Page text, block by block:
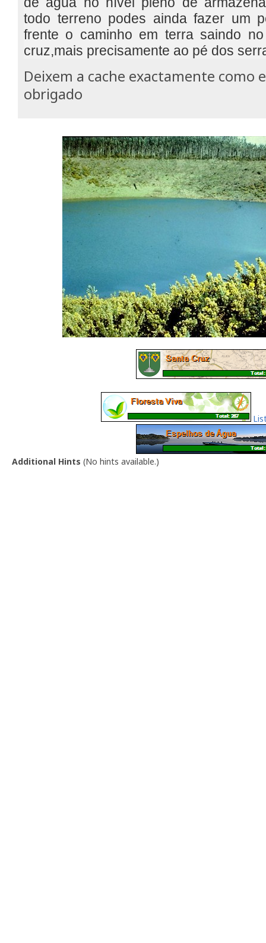
todo terreno podes ainda fazer um
frente o caminho em terra saindo
cruz,mais precisamente ao pé dos
Deixem a cache exactamente como
obrigado
Additional Hints (No hints available.)